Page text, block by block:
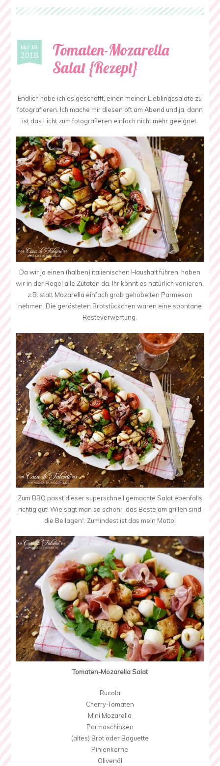
Mai 18
2018
Tomaten-Mozarella
Salat {Rezept}
Endlich habe ich es geschafft, einen meiner Lieblingssalate zu
fotografieren. Ich mache mir diesen oft am Abend und ja, dann
ist das Licht zum fotografieren einfach nicht mehr geeignet.
Da wir ja einen (halben) italienischen Haushalt führen, haben
wir in der Regel alle Zutaten da. Ihr könnt es natürlich variieren,
z.B. statt Mozarella einfach grob gehobelten Parmesan
nehmen. Die gerösteten Brotstückchen waren eine spontane
Resteverwertung.
Zum BBQ passt dieser superschnell gemachte Salat ebenfalls
richtig gut! Wie sagt man so schön: „das Beste am grillen sind
die Beilagen“. Zumindest ist das mein Motto!
Tomaten-Mozarella Salat
Rucola
Cherry-Tomaten
Mini Mozarella
Parmaschinken
(altes) Brot oder Baguette
Pinienkerne
Olivenöl